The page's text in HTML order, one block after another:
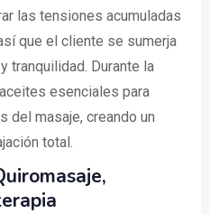
las tensiones acumuladas
que el cliente se sumerja
tranquilidad. Durante la
esenciales para
del masaje, creando un
total.